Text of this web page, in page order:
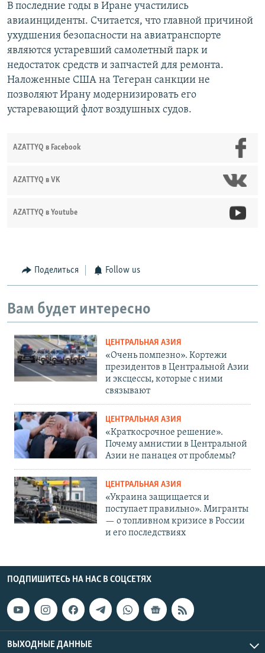
В последние годы в Иране участились
авиаинциденты. Считается, что главной причиной
ухудшения безопасности на авиатранспорте
являются устаревший самолетный парк и
недостаток средств и запчастей для ремонта.
Наложенные США на Тегеран санкции не
позволяют Ирану модернизировать его
устаревающий флот воздушных судов.
AZATTYQ в Facebook
AZATTYQ в VK
AZATTYQ в Youtube
Поделиться Follow us
Вам будет интересно
ЦЕНТРАЛЬНАЯ АЗИЯ
«Очень помпезно». Кортежи
президентов в Центральной Азии
и эксцессы, которые с ними
связывают
ЦЕНТРАЛЬНАЯ АЗИЯ
«Краткосрочное решение».
Почему амнистии в Центральной
Азии не панацея от проблемы?
ЦЕНТРАЛЬНАЯ АЗИЯ
«Украина защищается и
поступает правильно». Мигранты
— о топливном кризисе в России
и его последствиях
ПОДПИШИТЕСЬ НА НАС В СОЦСЕТЯХ
ВЫХОДНЫЕ ДАННЫЕ